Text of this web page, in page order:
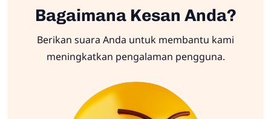
Bagaimana Kesan Anda?
Berikan suara Anda untuk membantu kami
meningkatkan pengalaman pengguna.